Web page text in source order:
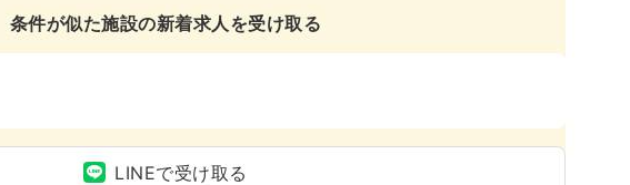
条件が似た施設の新着求人を受け取る
LINEで受け取る